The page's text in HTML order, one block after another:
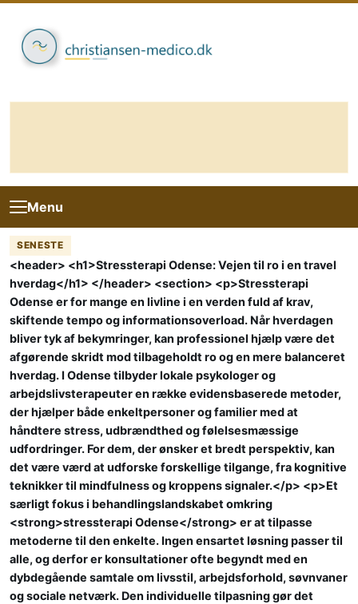
Menu
SENESTE
<header> <h1>Stressterapi Odense: Vejen til ro i en travel
hverdag</h1> </header> <section> <p>Stressterapi
Odense er for mange en livline i en verden fuld af krav,
skiftende tempo og informationsoverload. Når hverdagen
bliver tyk af bekymringer, kan professionel hjælp være det
afgørende skridt mod tilbageholdt ro og en mere balanceret
hverdag. I Odense tilbyder lokale psykologer og
arbejdslivsterapeuter en række evidensbaserede metoder,
der hjælper både enkeltpersoner og familier med at
håndtere stress, udbrændthed og følelsesmæssige
udfordringer. For dem, der ønsker et bredt perspektiv, kan
det være værd at udforske forskellige tilgange, fra kognitive
teknikker til mindfulness og kroppens signaler.</p> <p>Et
særligt fokus i behandlingslandskabet omkring
<strong>stressterapi Odense</strong> er at tilpasse
metoderne til den enkelte. Ingen ensartet løsning passer til
alle, og derfor er konsultationer ofte begyndt med en
dybdegående samtale om livsstil, arbejdsforhold, søvnvaner
og sociale netværk. Den individuelle tilpasning gør det